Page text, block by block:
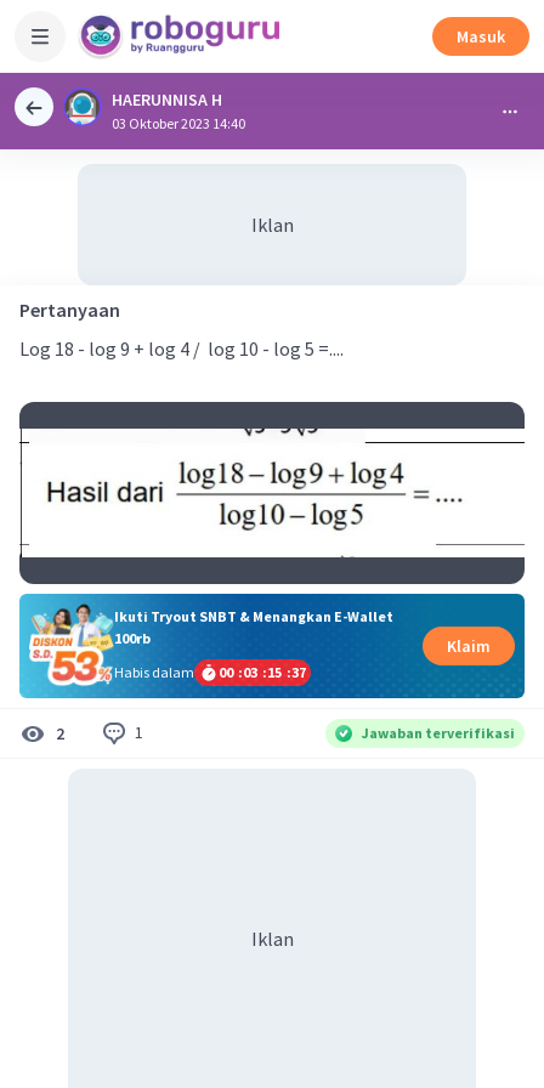
Masuk
HAERUNNISA H
03 Oktober 2023 14:40
Iklan
Pertanyaan
Log 18 - log 9 + log 4 / log 10 - log 5 =....
Ikuti Tryout SNBT & Menangkan E-Wallet
100rb
Habis dalam
00 :03 :15 :36
Klaim
2 1 Jawaban terverifikasi
Iklan